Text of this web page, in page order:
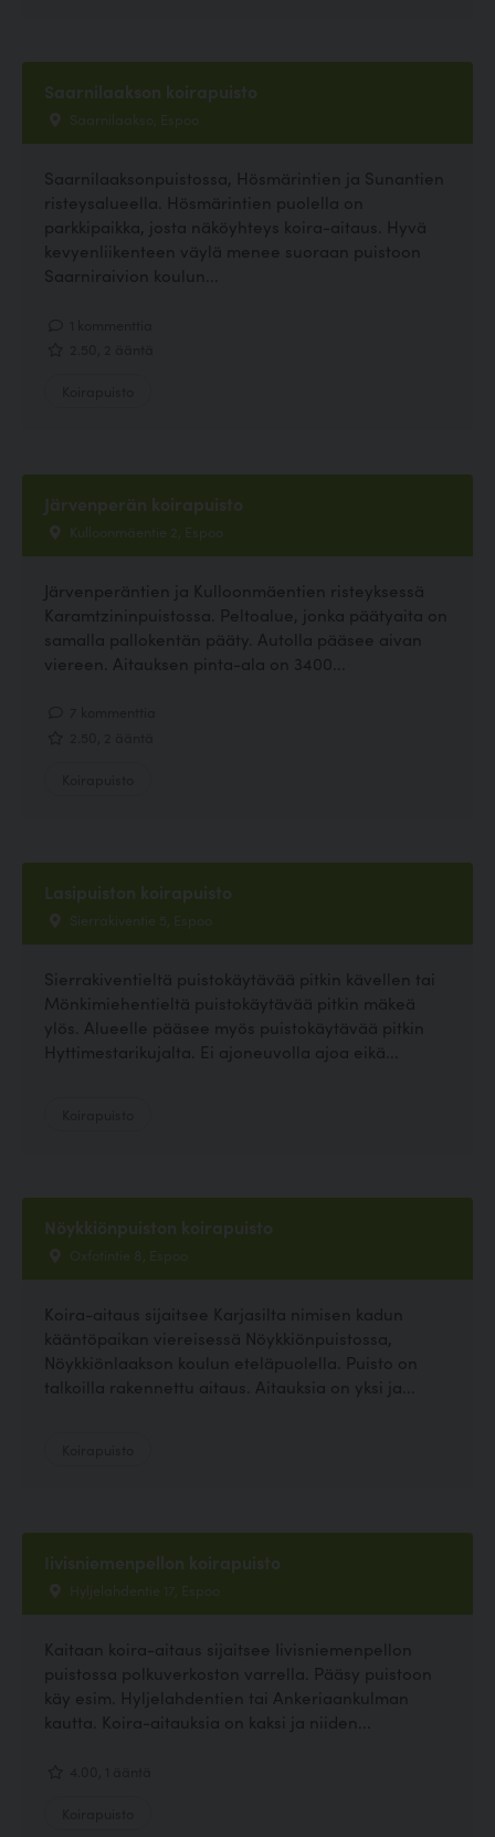
Saarnilaakson koirapuisto
Saarnilaakso, Espoo
Saarnilaaksonpuistossa, Hösmärintien ja Sunantien
risteysalueella. Hösmärintien puolella on
parkkipaikka, josta näköyhteys koira-aitaus. Hyvä
kevyenliikenteen väylä menee suoraan puistoon
Saarniraivion koulun...
Järvenperän koirapuisto
Kulloonmäentie 2, Espoo
Järvenperäntien ja Kulloonmäentien risteyksessä
Karamtzininpuistossa. Peltoalue, jonka päätyaita on
samalla pallokentän pääty. Autolla pääsee aivan
viereen. Aitauksen pinta-ala on 3400...
Lasipuiston koirapuisto
Sierrakiventie 5, Espoo
Sierrakiventieltä puistokäytävää pitkin kävellen tai
Mönkimiehentieltä puistokäytävää pitkin mäkeä
ylös. Alueelle pääsee myös puistokäytävää pitkin
Hyttimestarikujalta. Ei ajoneuvolla ajoa eikä...
Nöykkiönpuiston koirapuisto
Oxfotintie 8, Espoo
Koira-aitaus sijaitsee Karjasilta nimisen kadun
kääntöpaikan viereisessä Nöykkiönpuistossa,
Nöykkiönlaakson koulun eteläpuolella. Puisto on
talkoilla rakennettu aitaus. Aitauksia on yksi ja...
Iivisniemenpellon koirapuisto
Hyljelahdentie 17, Espoo
Kaitaan koira-aitaus sijaitsee Iivisniemenpellon
puistossa polkuverkoston varrella. Pääsy puistoon
käy esim. Hyljelahdentien tai Ankeriaankulman
kautta. Koira-aitauksia on kaksi ja niiden...